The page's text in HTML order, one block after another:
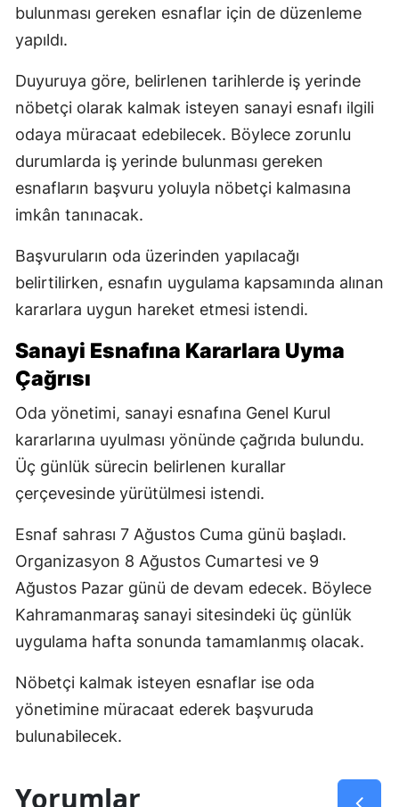
bulunması gereken esnaflar için de düzenleme
yapıldı.
Duyuruya göre, belirlenen tarihlerde iş yerinde
nöbetçi olarak kalmak isteyen sanayi esnafı ilgili
odaya müracaat edebilecek. Böylece zorunlu
durumlarda iş yerinde bulunması gereken
esnafların başvuru yoluyla nöbetçi kalmasına
imkân tanınacak.
Başvuruların oda üzerinden yapılacağı
belirtilirken, esnafın uygulama kapsamında alınan
kararlara uygun hareket etmesi istendi.
Sanayi Esnafına Kararlara Uyma
Çağrısı
Oda yönetimi, sanayi esnafına Genel Kurul
kararlarına uyulması yönünde çağrıda bulundu.
Üç günlük sürecin belirlenen kurallar
çerçevesinde yürütülmesi istendi.
Esnaf sahrası 7 Ağustos Cuma günü başladı.
Organizasyon 8 Ağustos Cumartesi ve 9
Ağustos Pazar günü de devam edecek. Böylece
Kahramanmaraş sanayi sitesindeki üç günlük
uygulama hafta sonunda tamamlanmış olacak.
Nöbetçi kalmak isteyen esnaflar ise oda
yönetimine müracaat ederek başvuruda
bulunabilecek.
Yorumlar